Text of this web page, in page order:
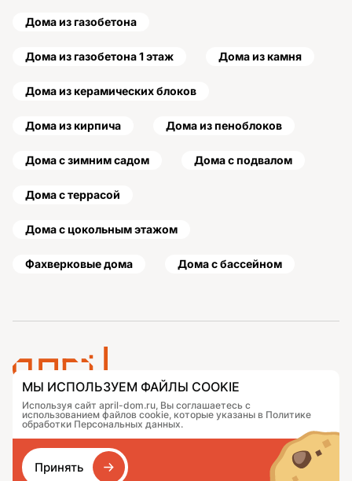
Дома из газобетона
Дома из газобетона 1 этаж Дома из камня
Дома из керамических блоков
Дома из кирпича Дома из пеноблоков
Дома с зимним садом Дома с подвалом
Дома с террасой
Дома с цокольным этажом
Фахверковые дома Дома с бассейном
Проекты
Подобрать дом
Портфолио
О компании
Сравнение
Контакты
Журнал
Как заказать
МЫ ИСПОЛЬЗУЕМ ФАЙЛЫ COOKIE
Используя сайт april-dom.ru, Вы соглашаетесь с
использованием файлов cookie, которые указаны в Политике
обработки Персональных данных.
Принять